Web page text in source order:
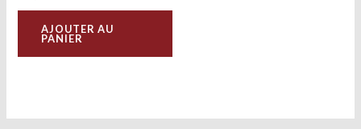
AJOUTER AU
PANIER